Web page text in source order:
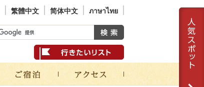
繁體中文 简体中文 ภาษาไทย